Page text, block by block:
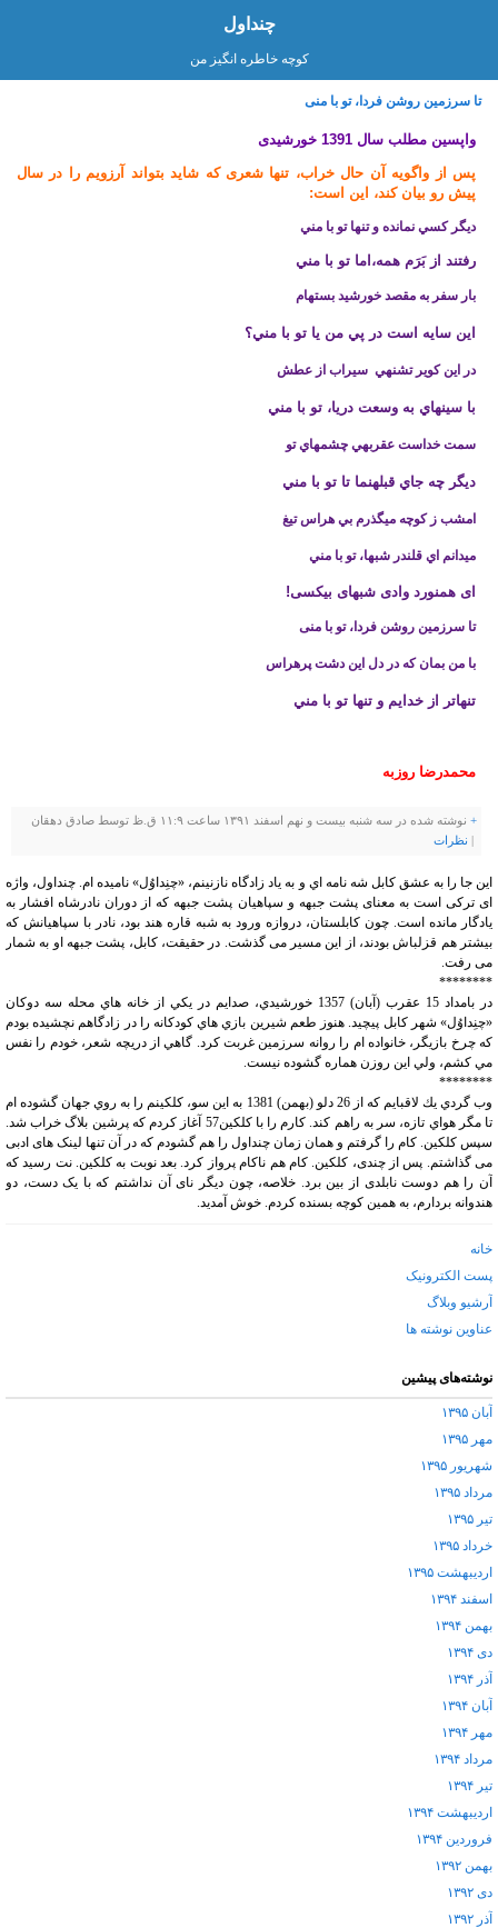
چنداول
کوچه خاطره انگیز من
تا سرزمین روشن فردا، تو با منی
واپسین مطلب سال 1391 خورشیدی
پس از واگویه آن حال خراب، تنها شعری که شاید بتواند آرزویم را در سال
پیش رو بیان کند، این است:
ديگر كسي نمانده و تنها تو با مني
رفتند از بَرَم همه،‌اما تو با مني
بار سفر به مقصد خورشيد بسته­ام
اين سايه است در پي من يا تو با مني؟
در اين كوير تشنه­ي سيراب از عطش
با سينه­اي به وسعت دريا، تو با مني
سمت خداست عقربه­ي چشم­هاي تو
ديگر چه جاي قبله­نما تا تو با مني
امشب ز كوچه مي­گذرم بي هراس تيغ
مي­دانم اي قلندر شب­ها، تو با مني
ای هم­نورد وادی شب­های بی­کسی!
تا سرزمین روشن فردا، تو با منی
با من بمان كه در دل اين دشت پرهراس
تنهاتر از خدايم و تنها تو با مني
محمدرضا روزبه
+
نوشته شده در سه شنبه بیست و نهم اسفند ۱۳۹۱ ساعت ۱۱:۹ ق.ظ توسط صادق دهقان
نظرات
اين جا را به عشق كابل شه نامه اي و به ياد زادگاه نازنینم، «چنِداوُل» ناميده ام. چنداول، واژه
ای ترکی است به معنای پشت جبهه و سپاهیان پشت جبهه که از دوران نادرشاه افشار به
یادگار مانده است. چون کابلستان، دروازه ورود به شبه قاره هند بود، نادر با سپاهیانش که
بیشتر هم قزلباش بودند، از این مسیر می گذشت. در حقیقت، کابل، پشت جبهه او به شمار
می رفت.
********
در بامداد 15 عقرب (آبان) 1357 خورشيدي، صدايم در يكي از خانه هاي محله سه دوكان
«چنِداوُل» شهر كابل پيچيد. هنوز طعم شيرين بازي هاي كودكانه را در زادگاهم نچشيده بودم
كه چرخ بازيگر، خانواده ام را روانه سرزمين غربت كرد. گاهي از دريچه شعر، خودم را نفس
مي كشم، ولي اين روزن هماره گشوده نيست.
********
وب گردي يك لاقبايم كه از 26 دلو (بهمن) 1381 به اين سو، كلكينم را به روي جهان گشوده ام
تا مگر هواي تازه، سر به راهم كند. کارم را با کلکین57 آغاز کردم که پرشین بلاگ خراب شد.
سپس کلکین. کام را گرفتم و همان زمان چنداول را هم گشودم که در آن تنها لینک های ادبی
می گذاشتم. پس از چندی، کلکین. کام هم ناکام پرواز کرد. بعد نوبت به کلکین. نت رسید که
آن را هم دوست نابلدی از بین برد. خلاصه، چون دیگر نای آن نداشتم که با یک دست، دو
هندوانه بردارم، به همین کوچه بسنده کردم. خوش آمدید.
خانه
پست الکترونیک
آرشیو وبلاگ
عناوین نوشته ها
نوشته‌های پیشین
آبان ۱۳۹۵
مهر ۱۳۹۵
شهریور ۱۳۹۵
مرداد ۱۳۹۵
تیر ۱۳۹۵
خرداد ۱۳۹۵
اردیبهشت ۱۳۹۵
اسفند ۱۳۹۴
بهمن ۱۳۹۴
دی ۱۳۹۴
آذر ۱۳۹۴
آبان ۱۳۹۴
مهر ۱۳۹۴
مرداد ۱۳۹۴
تیر ۱۳۹۴
اردیبهشت ۱۳۹۴
فروردین ۱۳۹۴
بهمن ۱۳۹۲
دی ۱۳۹۲
آذر ۱۳۹۲